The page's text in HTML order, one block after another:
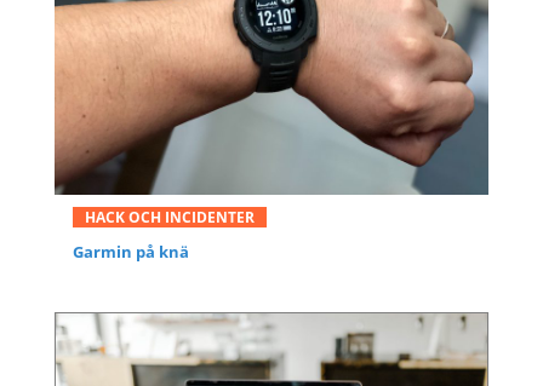
HACK OCH INCIDENTER
Garmin på knä